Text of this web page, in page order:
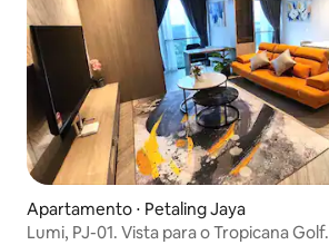
Apartamento ⋅ Petaling Jaya
Lumi, PJ-01. Vista para o Tropicana Golf.